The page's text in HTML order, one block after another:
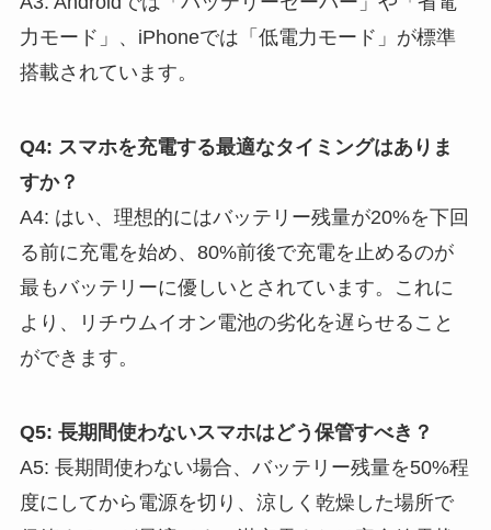
力モード」、iPhoneでは「低電力モード」が標準
搭載されています。
Q4: スマホを充電する最適なタイミングはありま
すか？
A4: はい、理想的にはバッテリー残量が20%を下回
る前に充電を始め、80%前後で充電を止めるのが
最もバッテリーに優しいとされています。これに
より、リチウムイオン電池の劣化を遅らせること
ができます。
Q5: 長期間使わないスマホはどう保管すべき？
A5: 長期間使わない場合、バッテリー残量を50%程
度にしてから電源を切り、涼しく乾燥した場所で